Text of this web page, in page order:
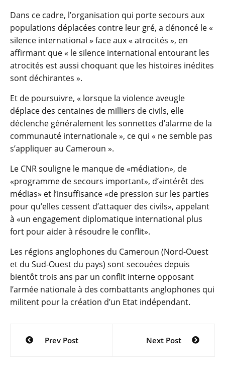
Dans ce cadre, l’organisation qui porte secours aux
populations déplacées contre leur gré, a dénoncé le «
silence international » face aux « atrocités », en
affirmant que « le silence international entourant les
atrocités est aussi choquant que les histoires inédites
sont déchirantes ».
Et de poursuivre, « lorsque la violence aveugle
déplace des centaines de milliers de civils, elle
déclenche généralement les sonnettes d’alarme de la
communauté internationale », ce qui « ne semble pas
s’appliquer au Cameroun ».
Le CNR souligne le manque de «médiation», de
«programme de secours important», d’«intérêt des
médias» et l’insuffisance «de pression sur les parties
pour qu’elles cessent d’attaquer des civils», appelant
à «un engagement diplomatique international plus
fort pour aider à résoudre le conflit».
Les régions anglophones du Cameroun (Nord-Ouest
et du Sud-Ouest du pays) sont secouées depuis
bientôt trois ans par un conflit interne opposant
l’armée nationale à des combattants anglophones qui
militent pour la création d’un Etat indépendant.
Navigation
Prev Post Next Post